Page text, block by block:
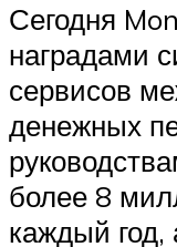
Сегодня
наградами
сервисов
денежных
более 8
каждый